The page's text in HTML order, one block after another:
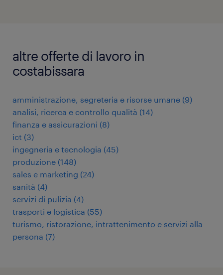
altre offerte di lavoro in
costabissara
amministrazione, segreteria e risorse umane (9)
analisi, ricerca e controllo qualità (14)
finanza e assicurazioni (8)
ict (3)
ingegneria e tecnologia (45)
produzione (148)
sales e marketing (24)
sanità (4)
servizi di pulizia (4)
trasporti e logistica (55)
turismo, ristorazione, intrattenimento e servizi alla
persona (7)